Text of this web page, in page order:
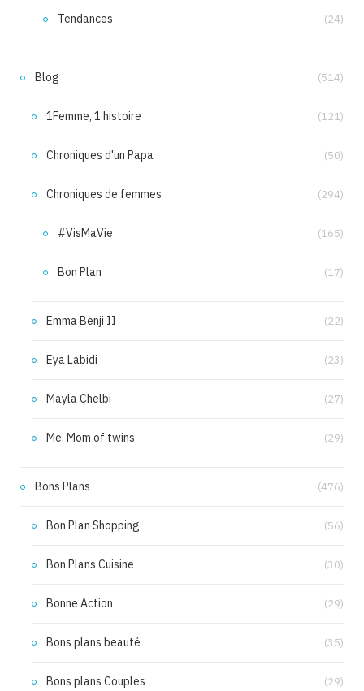
Tendances (24)
Blog (514)
1Femme, 1 histoire (121)
Chroniques d'un Papa (50)
Chroniques de femmes (294)
#VisMaVie (165)
Bon Plan (17)
Emma Benji II (22)
Eya Labidi (23)
Mayla Chelbi (27)
Me, Mom of twins (29)
Bons Plans (476)
Bon Plan Shopping (56)
Bon Plans Cuisine (30)
Bonne Action (29)
Bons plans beauté (35)
Bons plans Couples (29)